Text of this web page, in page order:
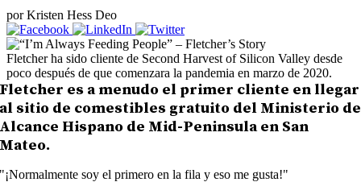
por Kristen Hess Deo
Fletcher ha sido cliente de Second Harvest of Silicon Valley desde
poco después de que comenzara la pandemia en marzo de 2020.
Fletcher es a menudo el primer cliente en llegar
al sitio de comestibles gratuito del Ministerio de
Alcance Hispano de Mid-Peninsula en San
Mateo.
"¡Normalmente soy el primero en la fila y eso me gusta!"